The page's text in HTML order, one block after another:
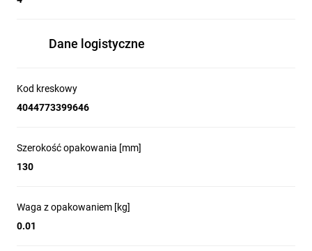
Dane logistyczne
Kod kreskowy
4044773399646
Szerokość opakowania [mm]
130
Waga z opakowaniem [kg]
0.01